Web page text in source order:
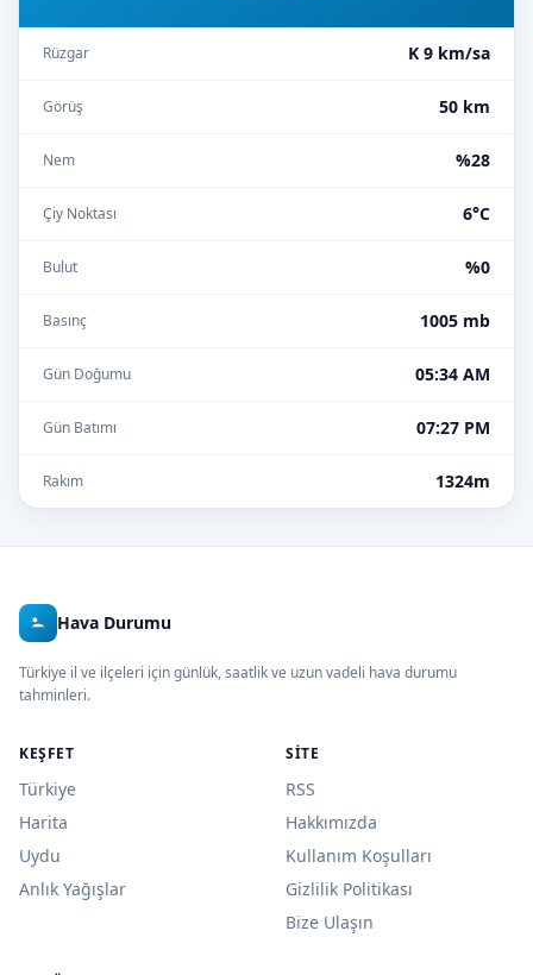
Rüzgar K 9 km/sa
Görüş 50 km
Nem %28
Çiy Noktası 6°C
Bulut %0
Basınç 1005 mb
Gün Doğumu 05:34 AM
Gün Batımı 07:27 PM
Rakım 1324m
Hava Durumu
Türkiye il ve ilçeleri için günlük, saatlik ve uzun vadeli hava durumu
tahminleri.
KEŞFET
Türkiye
Harita
Uydu
Anlık Yağışlar
SITE
RSS
Hakkımızda
Kullanım Koşulları
Gizlilik Politikası
Bize Ulaşın